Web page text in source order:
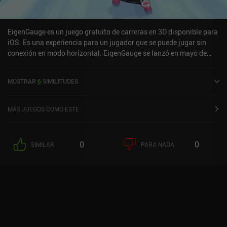
específicamente para los fans de los juegos de motos de cross y
los thrillers de espías. Si ese es tu caso, y puedes vivir con la
mediocre monetización, puede que quieras tenerlo en tu radar.
EigenGauge es un juego gratuito de carreras en 3D disponible para
iOS. Es una experiencia para un jugador que se puede jugar sin
conexión en modo horizontal. EigenGauge se lanzó en mayo de
MOSTRAR 6 SIMILITUDES
MÁS JUEGOS COMO ESTE
SIMILAR 0 PARA NADA 0